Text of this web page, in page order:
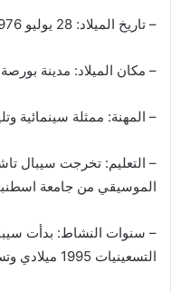
– تاريخ الميلاد: 28 يوليو 1976 ميلادي.
– مكان الميلاد: مدينة
– المهنة: ممثلة سينمائية
– التعليم: تخرجت سيبال
الموسيقي من جامعة
– سنوات النشاط: بدأت
التسعينيات 1995 ميلادي وتستمر حتى يومنا هذا.